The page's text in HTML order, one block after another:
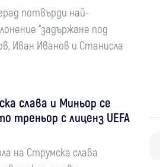
потвърди най-
“задържане под
Иван Иванов и Станисла
слава и Миньор се
треньор с лиценз UEFA
на Струмска слава